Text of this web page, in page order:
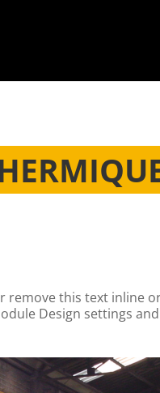
remove this text inline
Design settings